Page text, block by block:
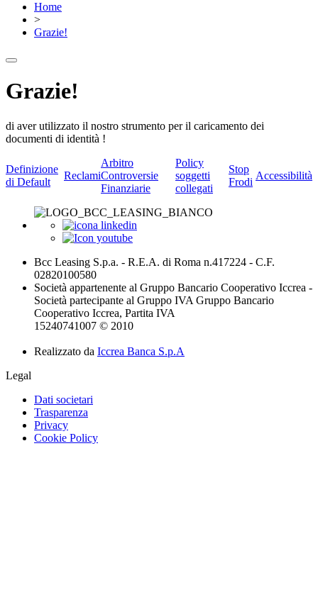
Home
>
Grazie!
Grazie!
di aver utilizzato il nostro strumento per il caricamento dei
documenti di identità !
Definizione
di Default
Reclami
Arbitro
Controversie
Finanziarie
Policy
soggetti
collegati
Stop
Frodi
Accessibilità
Bcc Leasing S.p.a. - R.E.A. di Roma n.417224 - C.F.
02820100580
Società appartenente al Gruppo Bancario Cooperativo Iccrea -
Società partecipante al Gruppo IVA Gruppo Bancario
Cooperativo Iccrea, Partita IVA
15240741007 © 2010
Realizzato da Iccrea Banca S.p.A
Legal
Dati societari
Trasparenza
Privacy
Cookie Policy